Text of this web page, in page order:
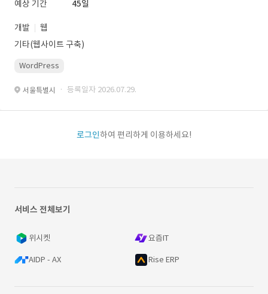
예상 기간
45일
개발
웹
기타(웹사이트 구축)
WordPress
서울특별시 · 등록일자 2026.07.29.
로그인하여 편리하게 이용하세요!
서비스 전체보기
위시켓 요즘IT
AIDP - AX Rise ERP